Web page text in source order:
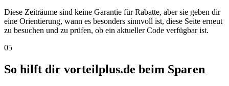
Diese Zeiträume sind keine Garantie für Rabatte, aber sie geben dir
eine Orientierung, wann es besonders sinnvoll ist, diese Seite erneut
zu besuchen und zu prüfen, ob ein aktueller Code verfügbar ist.
05
So hilft dir vorteilplus.de beim Sparen